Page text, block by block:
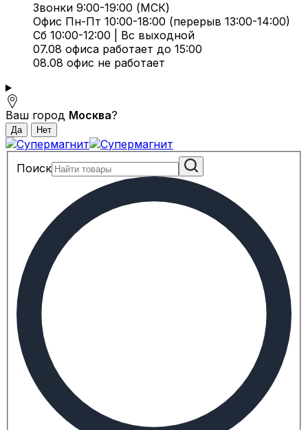
Звонки 9:00-19:00 (МСК)
Офис Пн-Пт 10:00-18:00 (перерыв 13:00-14:00)
Сб 10:00-12:00 | Вс выходной
07.08 офиса работает до 15:00
08.08 офис не работает
Ваш город Москва?
Поиск